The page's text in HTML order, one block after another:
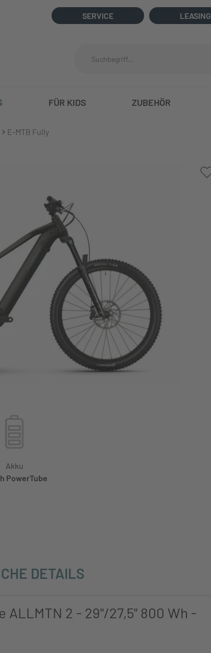
SERVICE LEASING
FÜR KIDS ZUBEHÖR
E-MTB Fully
Akku
PowerTube
DETAILS
2 - 29"/27,5" 800 Wh -